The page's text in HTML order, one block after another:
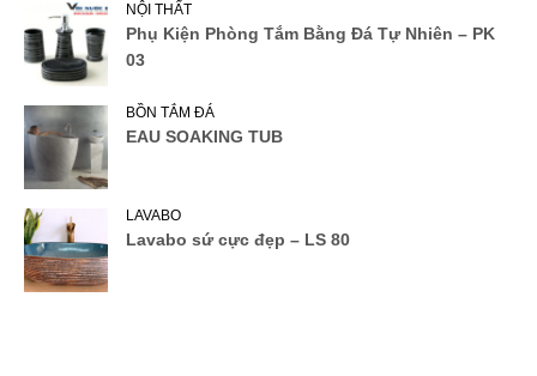
NỘI THẤT
Phụ Kiện Phòng Tắm Bằng Đá Tự Nhiên – PK
03
BỒN TẮM ĐÁ
EAU SOAKING TUB
LAVABO
Lavabo sứ cực đẹp – LS 80